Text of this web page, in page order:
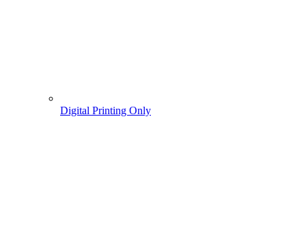
Digital Printing Only